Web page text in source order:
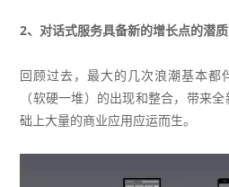
2、对话式服务具备新的增长点的潜质
回顾过去，最大的几次浪潮基本都
（软硬一堆）的出现和整合，带来
础上大量的商业应用应运而生。